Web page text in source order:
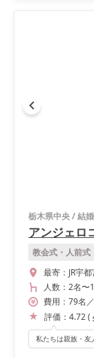
栃木県中央/結
アンジェロ
教会式・人前式
最寄： JR宇
人数： 2名〜
費用： 79名 ／
評価： 4.72(